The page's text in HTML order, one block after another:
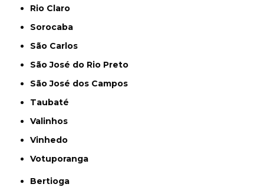
Rio Claro
Sorocaba
São Carlos
São José do Rio Preto
São José dos Campos
Taubaté
Valinhos
Vinhedo
Votuporanga
Bertioga